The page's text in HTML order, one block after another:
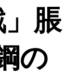
」脹
の